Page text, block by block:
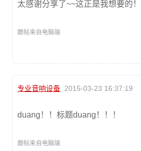
太感谢分享了~~这正是我想要的！
跟帖来自电脑端
专业音响设备 2015-03-23 16:37:19
duang！！标题duang！！！
跟帖来自电脑端